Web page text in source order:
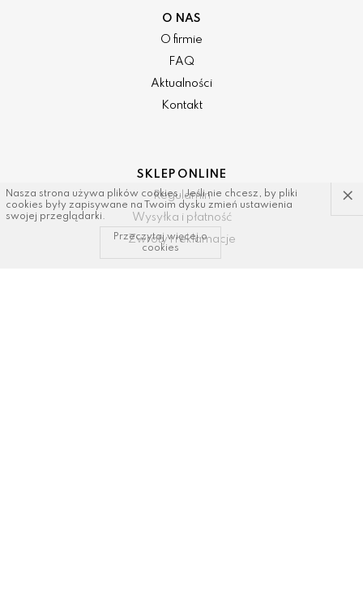
O NAS
O firmie
FAQ
Aktualności
Kontakt
SKLEP ONLINE
Regulamin
Wysyłka i płatność
Zwroty i reklamacje
Nasza strona używa plików cookies. Jeśli nie chcesz, by pliki
cookies były zapisywane na Twoim dysku zmień ustawienia
swojej przeglądarki.
×
Przeczytaj więcej o
cookies